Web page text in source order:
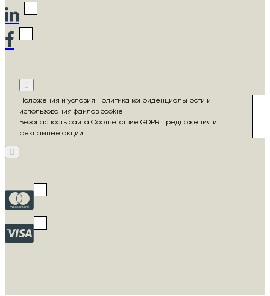
Положения и условия Политика конфиденциальности и
использования файлов cookie
Безопасность сайта Соответствие GDPR Предложения и
рекламные акции